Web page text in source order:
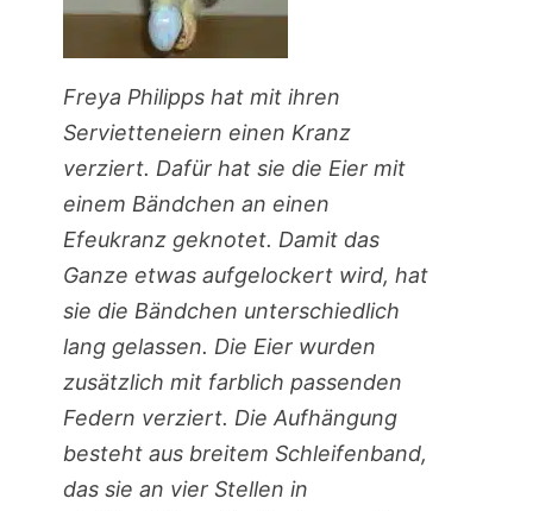
Freya Philipps hat mit ihren
Servietteneiern einen Kranz
verziert. Dafür hat sie die Eier mit
einem Bändchen an einen
Efeukranz geknotet. Damit das
Ganze etwas aufgelockert wird, hat
sie die Bändchen unterschiedlich
lang gelassen. Die Eier wurden
zusätzlich mit farblich passenden
Federn verziert. Die Aufhängung
besteht aus breitem Schleifenband,
das sie an vier Stellen in